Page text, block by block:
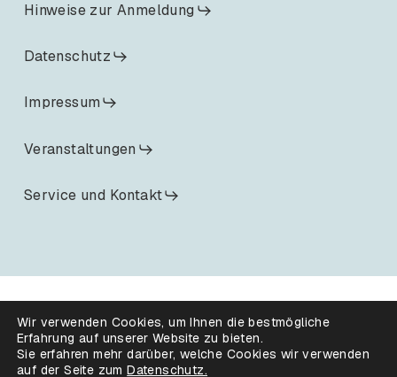
Hinweise zur Anmeldung
Datenschutz
Impressum
Veranstaltungen
Service und Kontakt
Wir verwenden Cookies, um Ihnen die bestmögliche
Erfahrung auf unserer Website zu bieten.
Sie erfahren mehr darüber, welche Cookies wir verwenden
auf der Seite zumDatenschutz.